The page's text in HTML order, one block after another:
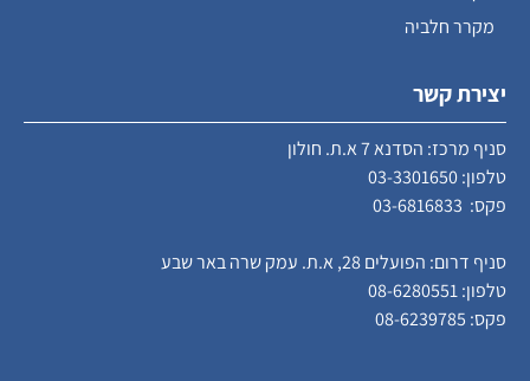
מקרר חלביה
יצירת קשר
סניף מרכז: הסדנא 7 א.ת. חולון
טלפון:03-3301650
פקס: 03-6816833
סניף דרום: הפועלים 28, א.ת. עמק שרה באר שבע
טלפון:08-6280551
פקס: 08-6239785